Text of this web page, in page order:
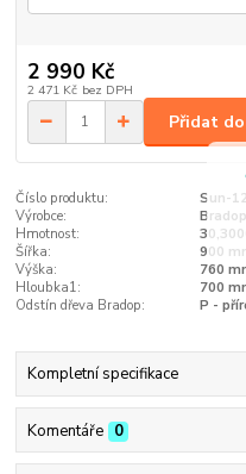
2 990 Kč
2 471 Kč bez DPH
Přidat
Číslo produktu:
Sun-
Výrobce:
Bradop
Hmotnost:
Šířka:
900
Výška:
760
Hloubka1:
700
Odstín dřeva Bradop:
P -
Kompletní specifikace
Komentáře 0